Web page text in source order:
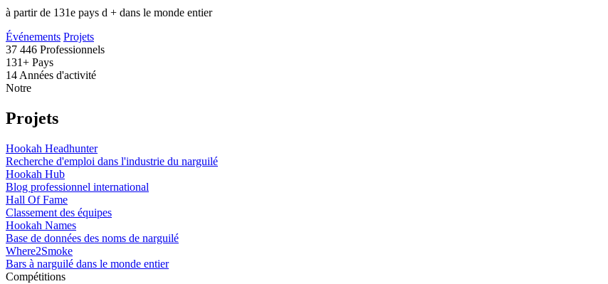
à partir de 131e pays d + dans le monde entier
Événements Projets
37 446 Professionnels
131+ Pays
14 Années d'activité
Notre
Projets
Hookah Headhunter
Recherche d'emploi dans l'industrie du narguilé
Hookah Hub
Blog professionnel international
Hall Of Fame
Classement des équipes
Hookah Names
Base de données des noms de narguilé
Where2Smoke
Bars à narguilé dans le monde entier
Compétitions